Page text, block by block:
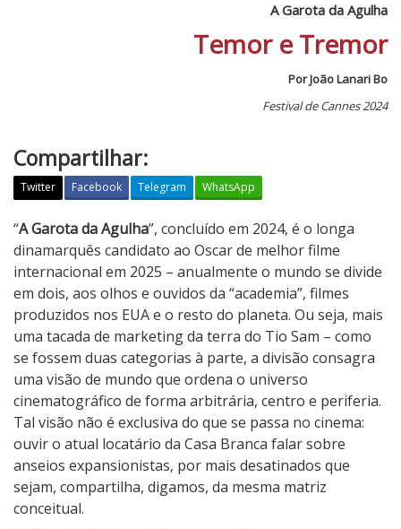
A Garota da Agulha
Temor e Tremor
Por João Lanari Bo
Festival de Cannes 2024
Compartilhar:
Twitter Facebook Telegram WhatsApp
A
G
a
r
o
t
a
d
a
A
g
u
l
h
“A Garota da Agulha”, concluído em 2024, é o longa
dinamarquês candidato ao Oscar de melhor filme
internacional em 2025 – anualmente o mundo se divide
em dois, aos olhos e ouvidos da “academia”, filmes
produzidos nos EUA e o resto do planeta. Ou seja, mais
uma tacada de marketing da terra do Tio Sam – como
se fossem duas categorias à parte, a divisão consagra
uma visão de mundo que ordena o universo
cinematográfico de forma arbitrária, centro e periferia.
Tal visão não é exclusiva do que se passa no cinema:
ouvir o atual locatário da Casa Branca falar sobre
anseios expansionistas, por mais desatinados que
sejam, compartilha, digamos, da mesma matriz
conceitual.